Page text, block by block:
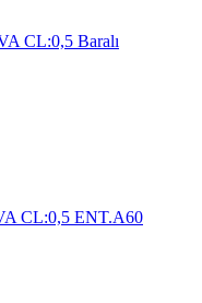
CL:0,5 Baralı
CL:0,5 ENT.A60